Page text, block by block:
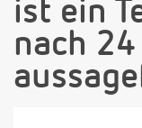
ist ein
nach